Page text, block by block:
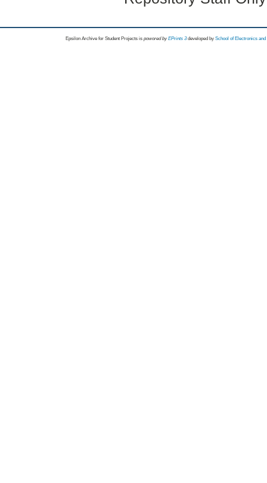
Epsilon Archive for Student Projects is powored byEPrints 3 developed by School of Electronics